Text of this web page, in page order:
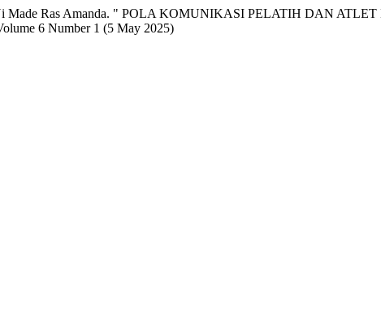
Made Ras Amanda. " POLA KOMUNIKASI PELATIH DAN
6 Number 1 (5 May 2025)